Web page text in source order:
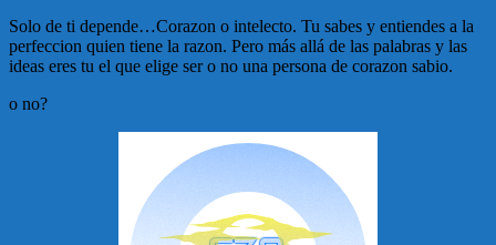
Solo de ti depende…Corazon o intelecto. Tu sabes y entiendes a la
perfeccion quien tiene la razon. Pero más allá de las palabras y las
ideas eres tu el que elige ser o no una persona de corazon sabio.
o no?